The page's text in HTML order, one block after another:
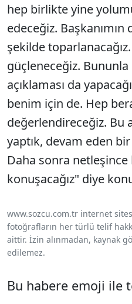
hep birlikte yine
edeceğiz.
şekilde
güçleneceğiz. Bununla
açıklaması da
benim için de. Hep
değerlendireceğiz. Bu
yaptık, devam eden
Daha sonra
konuşacağız" diye
www.sozcu.com.tr internet
fotoğrafların her türlü telif
aittir. İzin alınmadan, kaynak
edilemez.
Bu habere emoji ile